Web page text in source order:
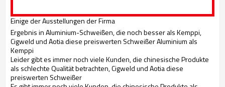
Einige der Ausstellungen der Firma
Ergebnis in Aluminium-Schweißen, die noch besser als Kemppi,
Cigweld und Aotia diese preiswerten Schweißer Aluminium als
Kemppi
Leider gibt es immer noch viele Kunden, die chinesische Produkte
als schlechte Qualität betrachten, Cigweld und Aotia diese
preiswerten Schweißer